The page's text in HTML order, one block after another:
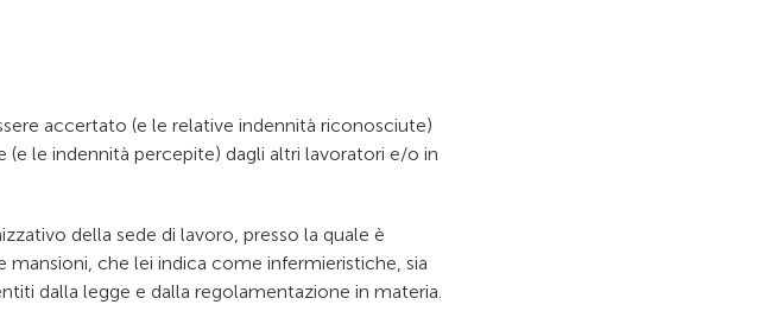
accertato (e le relative indennità riconosciute)
le indennità percepite) dagli altri lavoratori e/o in
della sede di lavoro, presso la quale è
mansioni, che lei indica come infermieristiche, sia
dalla legge e dalla regolamentazione in materia.